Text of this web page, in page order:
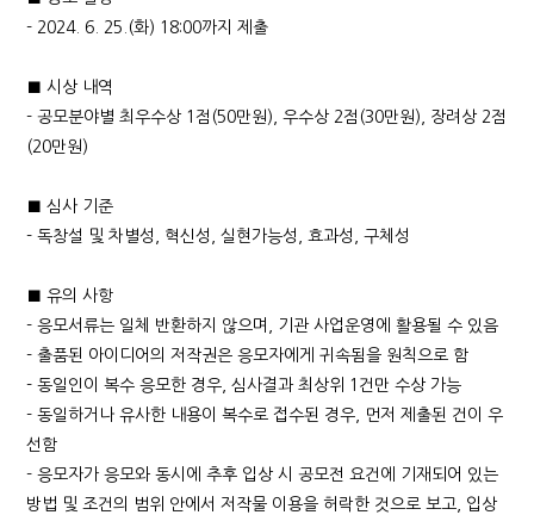
- 2024. 6. 25.(화) 18:00까지 제출
■ 시상 내역
- 공모분야별 최우수상 1점(50만원), 우수상 2점(30만원), 장려상 2점
(20만원)
■ 심사 기준
- 독창설 및 차별성, 혁신성, 실현가능성, 효과성, 구체성
■ 유의 사항
- 응모서류는 일체 반환하지 않으며, 기관 사업운영에 활용될 수 있음
- 출품된 아이디어의 저작권은 응모자에게 귀속됨을 원칙으로 함
- 동일인이 복수 응모한 경우, 심사결과 최상위 1건만 수상 가능
- 동일하거나 유사한 내용이 복수로 접수된 경우, 먼저 제출된 건이 우
선함
- 응모자가 응모와 동시에 추후 입상 시 공모전 요건에 기재되어 있는
방법 및 조건의 범위 안에서 저작물 이용을 허락한 것으로 보고, 입상